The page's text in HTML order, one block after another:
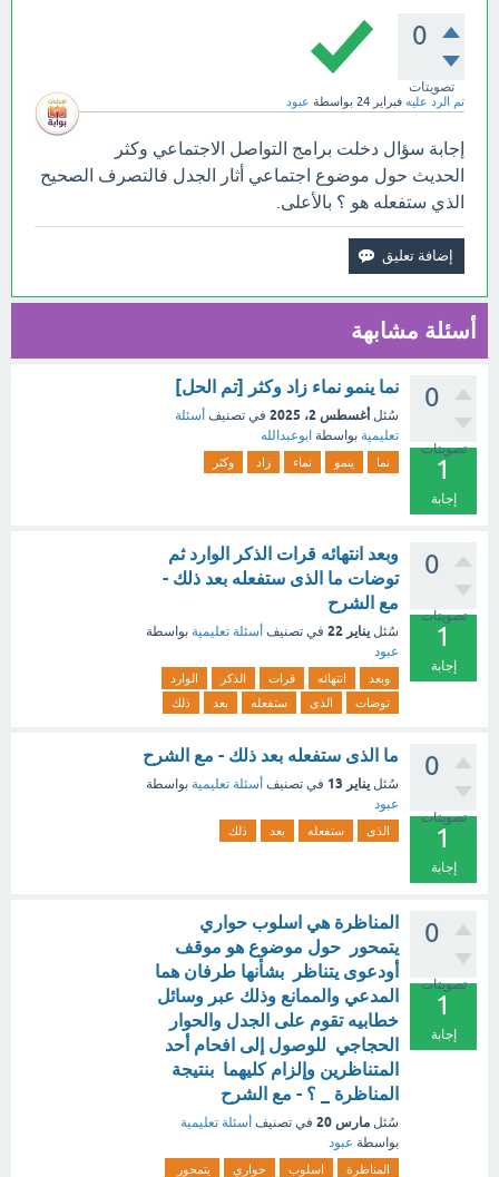
0
تصويتات
تم الرد عليه فبراير 24 بواسطة عبود
إجابة سؤال دخلت برامج التواصل الاجتماعي وكثر
الحديث حول موضوع اجتماعي أثار الجدل فالتصرف الصحيح
الذي ستفعله هو ؟ بالأعلى.
أسئلة مشابهة
0
تصويتات
1
إجابة
نما ينمو نماء زاد وكثر [تم الحل]
سُئل أغسطس 2، 2025 في تصنيف أسئلة
تعليمية بواسطة ابوعبدالله
نما ينمو نماء زاد وكثر
0
تصويتات
1
إجابة
وبعد انتهائه قرات الذكر الوارد ثم
توضات ما الذى ستفعله بعد ذلك -
مع الشرح
سُئل يناير 22 في تصنيف أسئلة تعليمية بواسطة
عبود
وبعد انتهائه قرات الذكر
الوارد
توضات
الذى ستفعله بعد ذلك
0
تصويتات
1
إجابة
ما الذى ستفعله بعد ذلك - مع الشرح
سُئل يناير 13 في تصنيف أسئلة تعليمية بواسطة
عبود
الذى ستفعله بعد ذلك
0
تصويتات
1
إجابة
المناظرة هي اسلوب حواري
يتمحور حول موضوع هو موقف
أودعوى يتناظر بشأنها طرفان هما
المدعي والممانع وذلك عبر وسائل
خطابيه تقوم على الجدل والحوار
الحجاجي للوصول إلى افحام أحد
المتناظرين وإلزام كليهما بنتيجة
المناظرة _ ؟ - مع الشرح
سُئل مارس 20 في تصنيف أسئلة تعليمية
بواسطة عبود
المناظرة اسلوب حواري
يتمحور